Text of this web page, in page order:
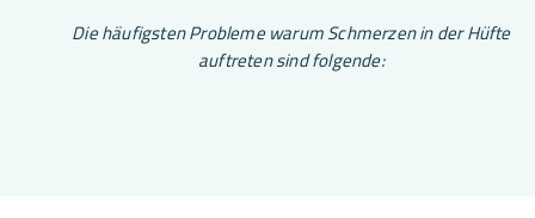
Die häufigsten Probleme warum Schmerzen in der Hüfte
auftreten sind folgende: